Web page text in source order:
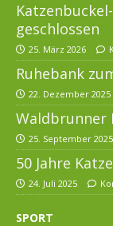
geschlossen
25. März 2026
Ruhebank
22. Dezember 2025
Waldbrunner
25. September 2025
50 Jahre
24. Juli 2025
SPORT